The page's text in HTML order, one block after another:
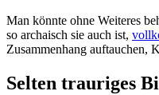
Man könnte ohne Weiteres
so archaisch sie auch ist,
Zusammenhang auftauchen,
Selten trauriges